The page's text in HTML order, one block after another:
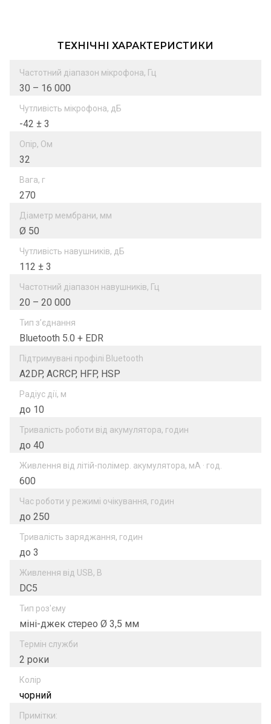
ТЕХНІЧНІ ХАРАКТЕРИСТИКИ
Частотний діапазон мікрофона, Гц
30 – 16 000
Чутливість мікрофона, дБ
-42 ± 3
Опір, Ом
32
Вага, г
270
Діаметр мембрани, мм
Ø 50
Чутливість навушників, дБ
112 ± 3
Частотний діапазон навушників, Гц
20 – 20 000
Тип з’єднання
Bluetooth 5.0 + EDR
Підтримувані профілі Bluetooth
A2DP, ACRCP, HFP, HSP
Радіус дії, м
до 10
Тривалість роботи від акумулятора, годин
до 40
Живлення від літій-полімер. акумулятора, мА · год.
600
Час роботи у режимі очікування, годин
до 250
Тривалість заряджання, годин
до 3
Живлення від USB, B
DC5
Тип роз'єму
міні-джек стерео Ø 3,5 мм
Термін служби
2 роки
Колір
чорний
Примітки: